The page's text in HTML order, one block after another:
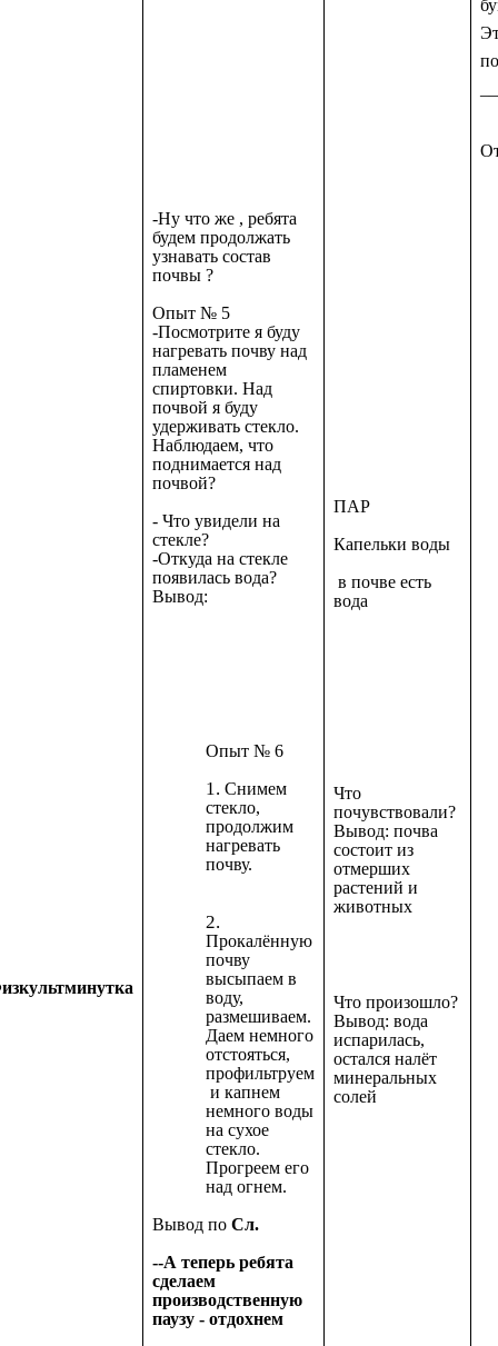
-Ну что же , ребята
будем продолжать
узнавать состав
почвы ?
Опыт № 5
-Посмотрите я буду
нагревать почву над
пламенем
спиртовки. Над
почвой я буду
удерживать стекло.
Наблюдаем, что
поднимается над
почвой?
- Что увидели на
стекле?
-Откуда на стекле
появилась вода?
Вывод:
Опыт № 6
Снимем
стекло,
продолжим
нагревать
почву.
Прокалённую
почву
высыпаем в
воду,
размешиваем.
Даем немного
отстояться,
профильтруем
и капнем
немного воды
на сухое
стекло.
Прогреем его
над огнем.
Вывод по Сл.
--А теперь ребята
сделаем
производственную
паузу - отдохнем
ПАР
Капельки воды
в почве есть
вода
Что
почувствовали?
Вывод: почва
состоит из
отмерших
растений и
животных
Что произошло?
Вывод: вода
испарилась,
остался налёт
минеральных
солей